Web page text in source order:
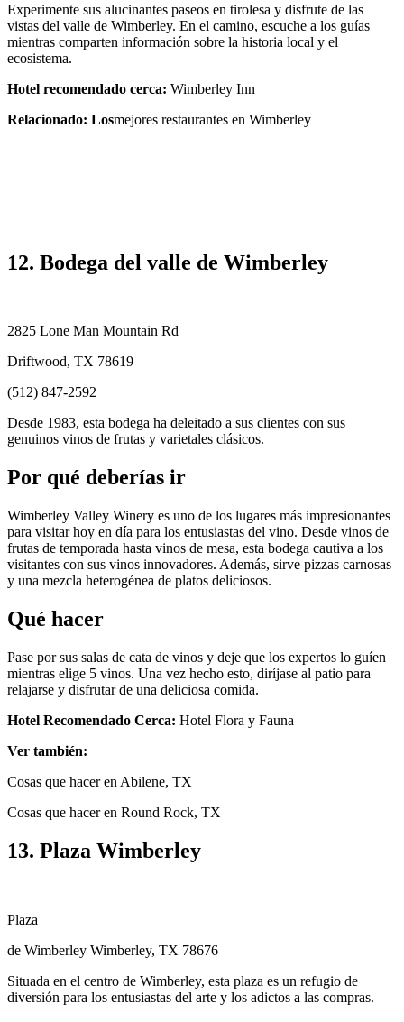
Experimente sus alucinantes paseos en tirolesa y disfrute de las
vistas del valle de Wimberley. En el camino, escuche a los guías
mientras comparten información sobre la historia local y el
ecosistema.
Hotel recomendado cerca: Wimberley Inn
Relacionado: Losmejores restaurantes en Wimberley
12. Bodega del valle de Wimberley
2825 Lone Man Mountain Rd
Driftwood, TX 78619
(512) 847-2592
Desde 1983, esta bodega ha deleitado a sus clientes con sus
genuinos vinos de frutas y varietales clásicos.
Por qué deberías ir
Wimberley Valley Winery es uno de los lugares más impresionantes
para visitar hoy en día para los entusiastas del vino. Desde vinos de
frutas de temporada hasta vinos de mesa, esta bodega cautiva a los
visitantes con sus vinos innovadores. Además, sirve pizzas carnosas
y una mezcla heterogénea de platos deliciosos.
Qué hacer
Pase por sus salas de cata de vinos y deje que los expertos lo guíen
mientras elige 5 vinos. Una vez hecho esto, diríjase al patio para
relajarse y disfrutar de una deliciosa comida.
Hotel Recomendado Cerca: Hotel Flora y Fauna
Ver también:
Cosas que hacer en Abilene, TX
Cosas que hacer en Round Rock, TX
13. Plaza Wimberley
Plaza
de Wimberley Wimberley, TX 78676
Situada en el centro de Wimberley, esta plaza es un refugio de
diversión para los entusiastas del arte y los adictos a las compras.